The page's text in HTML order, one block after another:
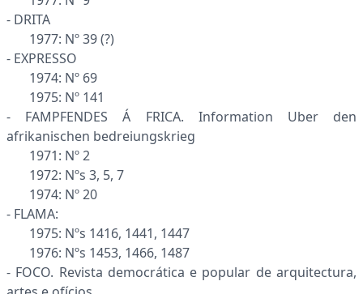
- DRITA
1977: Nº 39 (?)
- EXPRESSO
1974: Nº 69
1975: Nº 141
- FAMPFENDES Á FRICA. Information Uber den
afrikanischen bedreiungskrieg
1971: Nº 2
1972: Nºs 3, 5, 7
1974: Nº 20
- FLAMA:
1975: Nºs 1416, 1441, 1447
1976: Nºs 1453, 1466, 1487
- FOCO. Revista democrática e popular de arquitectura,